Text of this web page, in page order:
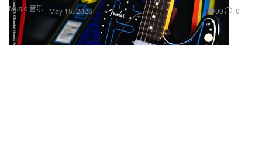
Music 音乐 May 15, 2026 99 0